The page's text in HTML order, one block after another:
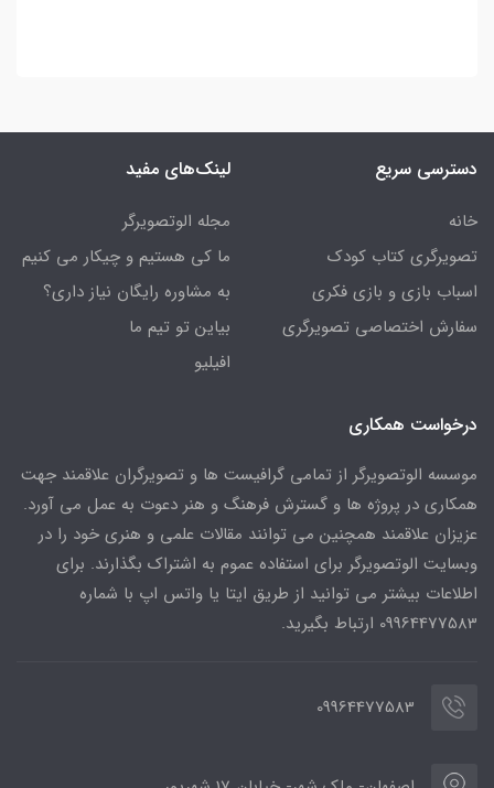
دسترسی سریع
خانه
تصویرگری کتاب کودک
اسباب بازی و بازی فکری
سفارش اختصاصی تصویرگری
لینک‌های مفید
مجله الوتصویرگر
ما کی هستیم و چیکار می کنیم
به مشاوره رایگان نیاز داری؟
بیاین تو تیم ما
افیلیو
درخواست همکاری
موسسه الوتصویرگر از تمامی گرافیست ها و تصویرگران علاقمند جهت
همکاری در پروژه ها و گسترش فرهنگ و هنر دعوت به عمل می آورد.
عزیزان علاقمند همچنین می توانند مقالات علمی و هنری خود را در
وبسایت الوتصویرگر برای استفاده عموم به اشتراک بگذارند. برای
اطلاعات بیشتر می توانید از طریق ایتا یا واتس اپ با شماره
09964477583 ارتباط بگیرید.
09964477583